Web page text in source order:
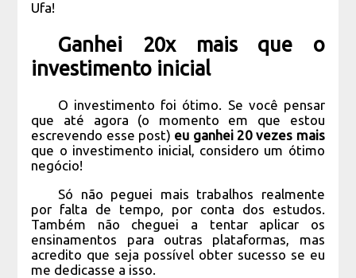
Ufa!
Ganhei 20x mais que o
investimento inicial
O investimento foi ótimo. Se você pensar
que até agora (o momento em que estou
escrevendo esse post) eu ganhei 20 vezes mais
que o investimento inicial, considero um ótimo
negócio!
Só não peguei mais trabalhos realmente
por falta de tempo, por conta dos estudos.
Também não cheguei a tentar aplicar os
ensinamentos para outras plataformas, mas
acredito que seja possível obter sucesso se eu
me dedicasse a isso.